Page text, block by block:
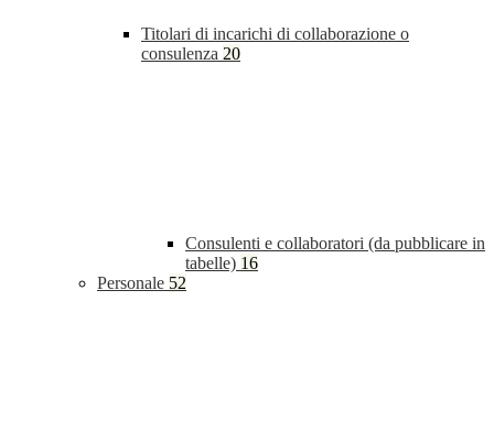
Titolari di incarichi di collaborazione o
consulenza 20
Consulenti e collaboratori (da pubblicare in
tabelle) 16
Personale 52